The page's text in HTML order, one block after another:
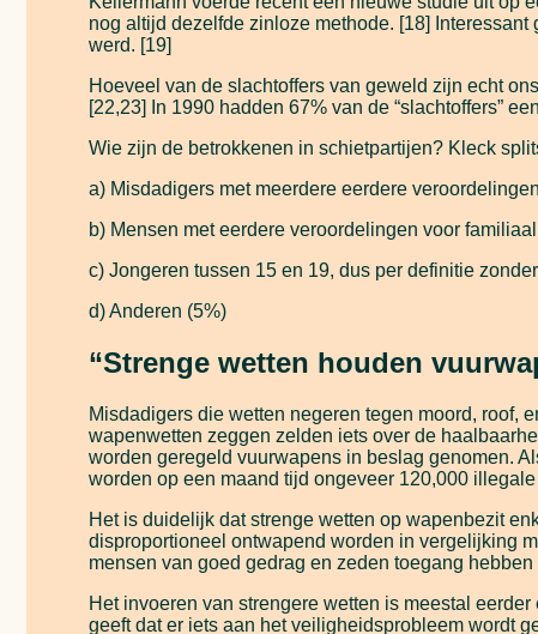
nog altijd dezelfde zinloze methode. [18]
werd. [19]
Hoeveel van de slachtoffers van geweld zijn echt
[22,23] In 1990 hadden 67% van de “slachtoffers”
Wie zijn de betrokkenen in schietpartijen? Kleck
a) Misdadigers met meerdere eerdere
b) Mensen met eerdere veroordelingen voor
c) Jongeren tussen 15 en 19, dus per definitie
d) Anderen (5%)
“Strenge wetten houden
Misdadigers die wetten negeren tegen moord, roof,
wapenwetten zeggen zelden iets over de
worden geregeld vuurwapens in beslag genomen.
worden op een maand tijd ongeveer 120,000
Het is duidelijk dat strenge wetten op wapenbezit
disproportioneel ontwapend worden in vergelijking
mensen van goed gedrag en zeden toegang
Het invoeren van strengere wetten is meestal
geeft dat er iets aan het veiligheidsprobleem wordt